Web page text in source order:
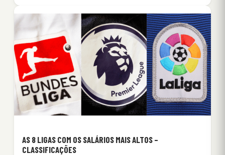
AS 8 LIGAS COM OS SALÁRIOS MAIS ALTOS –
CLASSIFICAÇÕES